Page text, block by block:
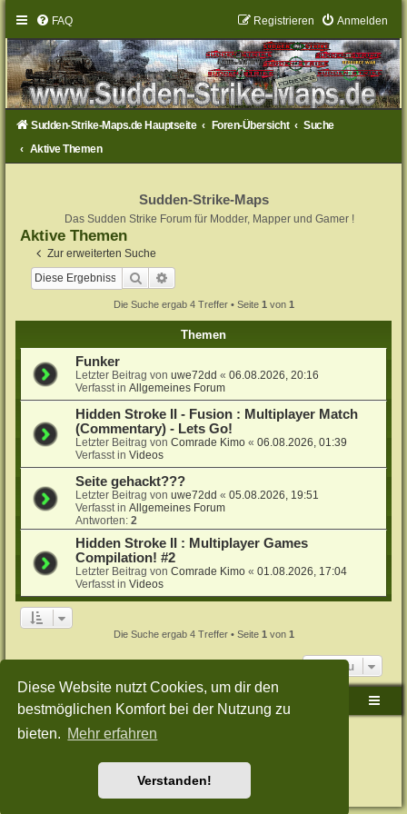
Diese Website nutzt Cookies, um dir den
bestmöglichen Komfort bei der Nutzung zu
bieten. Mehr erfahren
Verstanden!
FAQ Anmelden
Registrieren
Sudden-Strike-Maps.de Hauptseite Foren-Übersicht
Suche
Aktive Themen
Sudden-Strike-Maps
Das Sudden Strike Forum für Modder, Mapper und Gamer !
Aktive Themen
Zur erweiterten Suche
Suche
Die Suche ergab 4 Treffer • Seite 1 von 1
Themen
Funker
Letzter Beitrag vonuwe72dd «06.08.2026, 20:16
Verfasst inAllgemeines Forum
Hidden Stroke II - Fusion : Multiplayer Match
(Commentary) - Lets Go!
Letzter Beitrag vonComrade Kimo «06.08.2026, 01:39
Verfasst inVideos
Seite gehackt???
Letzter Beitrag vonuwe72dd «05.08.2026, 19:51
Verfasst inAllgemeines Forum
Antworten:2
Hidden Stroke II : Multiplayer Games
Compilation! #2
Letzter Beitrag vonComrade Kimo «01.08.2026, 17:04
Verfasst inVideos
Die Suche ergab 4 Treffer • Seite 1 von 1
Gehe zu
Sudden-Strike-Maps.de Hauptseite Foren-Übersicht
Powered byphpBB® Forum Software © phpBB Limited
Style: Green-Style-Split by Joyce&LunaphpBB-Style-Design
Nutzungsbedingungen